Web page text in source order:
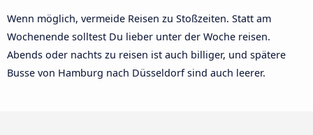
Wenn möglich, vermeide Reisen zu Stoßzeiten. Statt am
Wochenende solltest Du lieber unter der Woche reisen.
Abends oder nachts zu reisen ist auch billiger, und spätere
Busse von Hamburg nach Düsseldorf sind auch leerer.